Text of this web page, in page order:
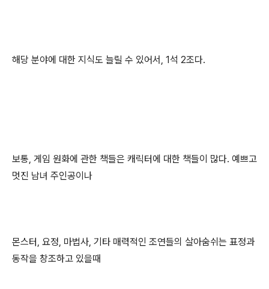
해당 분야에 대한 지식도 늘릴 수 있어서, 1석 2조다.
보통, 게임 원화에 관한 책들은 캐릭터에 대한 책들이 많다. 예쁘고
멋진 남녀 주인공이나
몬스터, 요정, 마법사, 기타 매력적인 조연들의 살아숨쉬는 표정과
동작을 창조하고 있을때